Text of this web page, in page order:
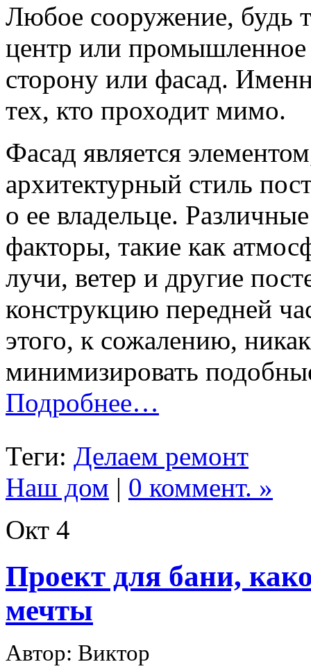
Любое сооружение, будь
центр или
сторону или фасад.
тех, кто проходит мимо.
Фасад является
архитектурный стиль
о ее владельце.
факторы, такие как
лучи, ветер и другие
конструкцию передней
этого, к сожалению,
минимизировать
Подробнее…
Теги: Делаем ремонт
Наш дом | 0 коммент. »
Окт 4
Проект для бани,
мечты
Автор: Виктор